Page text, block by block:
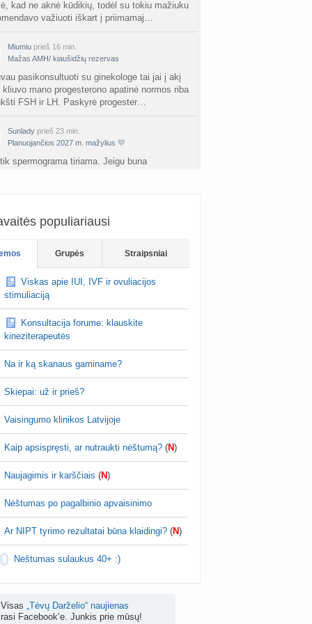
Nerea prieš 2 d.
Agne.baronaite prieš 2 d.
dėl pardavėjo „Mantvis“
Soliaris73 prieš 2 d.
TD asistentė prieš 3 d.
hipotirozė ir nėštumas (+3)
Rasa Gal prieš 3 d.
(žmogaus papilomos virusas) (+3)
Svaja1234 prieš 4 d.
TD asistentė prieš 4 d.
klausimai apie cezario pjūvį (+2)
Veronika99
brendimas (3)
danguolyte prieš 4 d.
testuotojos! (bendra tema)
drabuziai (2)
danguolyte prieš 5 d.
ribos (11)
Gelis „Anaftin® Baby“ dygstant dantukams (atsiliepimai) (4)
Spindulėlė1 prieš 5 d.
ar nutraukti nėštumą? (+22)
kad ne aknė kūdikių, todėl su tokiu mažiuku
važiuoti iškart į priimamaj…
Miumiu prieš 16 min.
Mažas AMH/ kiaušidžių rezervas
pasikonsultuoti su ginekologe tai jai į akį
kliuvo mano progesterono apatinė normos riba
FSH ir LH. Paskyrė progester…
Sunlady prieš 23 min.
Planuojančios 2027 m. mažylius 💛
spermograma tiriama. Jeigu buna
Ania5
prieš 28 min.
Planuojančios 2027 m. mažylius 💛
populiariausi
Grupės Straipsniai
Viskas apie IUI, IVF ir ovuliacijos
stimuliaciją
Konsultacija forume: klauskite
kineziterapeutės
Na ir ką skanaus gaminame?
Skiepai: už ir prieš?
Vaisingumo klinikos Latvijoje
Kaip apsispręsti, ar nutraukti nėštumą? (N)
Naujagimis ir karščiais (N)
Nėštumas po pagalbinio apvaisinimo
Ar NIPT tyrimo rezultatai būna klaidingi? (N)
Nėštumas sulaukus 40+ :)
Visas „Tėvų Darželio“ naujienas
rasi Facebook‘e. Junkis prie mūsų!